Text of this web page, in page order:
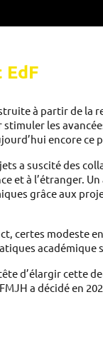
EdF
à partir de
les
encore
a suscité des
et à l’étranger.
grâce aux
certes modeste
académique
d’élargir
a décidé en